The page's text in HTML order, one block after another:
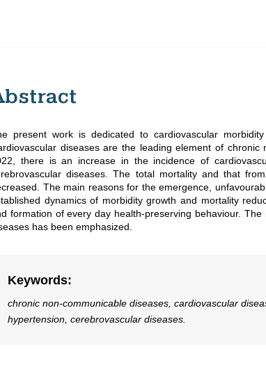
present work is dedicated to cardiovascular
diseases are the leading element of
there is an increase in the incidence of
diseases. The total mortality and that
The main reasons for the emergence,
dynamics of morbidity growth and mortality
formation of every day health-preserving behaviour.
has been emphasized.
Keywords:
chronic non-communicable diseases, cardiovascular
hypertension, cerebrovascular diseases.